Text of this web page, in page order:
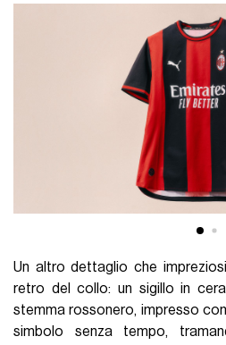
Un altro dettaglio che
retro del collo: un sigillo in
stemma rossonero, impresso
simbolo senza tempo,